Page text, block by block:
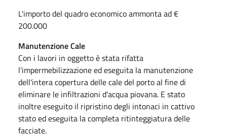
L'importo del quadro economico ammonta ad €
200.000
Manutenzione Cale
Con i lavori in oggetto è stata rifatta
l'impermebilizzazione ed eseguita la manutenzione
dell'intera copertura delle cale del porto al fine di
eliminare le infiltrazioni d'acqua piovana. E stato
inoltre eseguito il ripristino degli intonaci in cattivo
stato ed eseguita la completa ritinteggiatura delle
facciate.